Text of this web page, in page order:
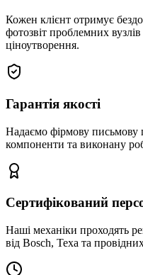
Кожен клієнт отримує
фотозвіт проблемних
ціноутворення.
Гарантія якості
Надаємо фірмову письмову
компоненти та виконану
Сертифікований
Наші механіки проходять
від Bosch, Texa та